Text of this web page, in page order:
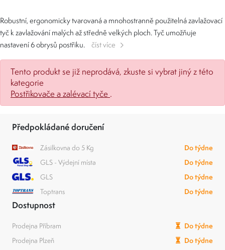
Robustní, ergonomicky tvarovaná a mnohostranně použitelná zavlažovací
tyč k zavlažování malých až středně velkých ploch. Tyč umožňuje
nastavení 6 obrysů postřiku.
číst více
Tento produkt se již neprodává, zkuste si vybrat jiný z této
kategorie
Postřikovače a zalévací tyče .
Předpokládané doručení
Zásilkovna do 5 Kg
Do týdne
GLS - Výdejní místa
Do týdne
GLS
Do týdne
Toptrans
Do týdne
Dostupnost
Prodejna Příbram
Do týdne
Prodejna Plzeň
Do týdne